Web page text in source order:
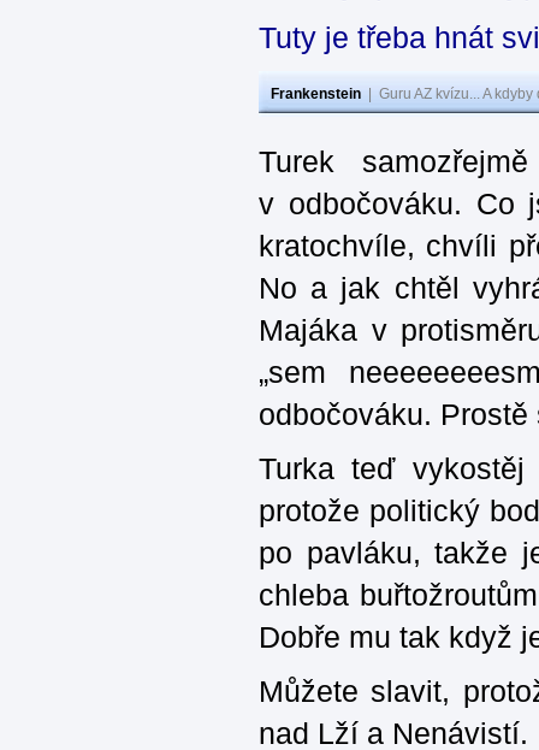
Tuty je třeba hnát
Frankenstein Guru AZ kvízu... A
Turek
v odbočováku. Co
kratochvíle, chvíli
No a jak chtěl
Majáka v
„sem
odbočováku.
Turka teď
protože politický
po pavláku, takže
chleba
Dobře mu tak když
Můžete slavit,
nad Lží a Nenávistí.